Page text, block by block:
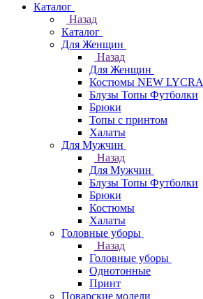
Каталог
Назад
Каталог
Для Женщин
Назад
Для Женщин
Костюмы NEW LYCRA
Блузы Топы Футболки
Брюки
Топы с принтом
Халаты
Для Мужчин
Назад
Для Мужчин
Блузы Топы Футболки
Брюки
Костюмы
Халаты
Головные уборы
Назад
Головные уборы
Однотонные
Принт
Поварские модели